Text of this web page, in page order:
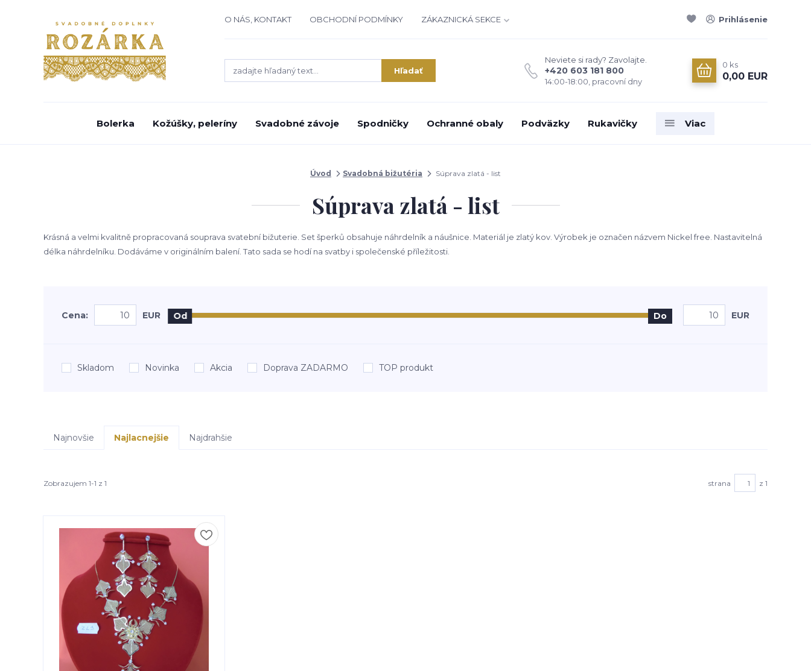
O NÁS, KONTAKT OBCHODNÍ PODMÍNKY ZÁKAZNICKÁ SEKCE Prihlásenie
Hľadať
Neviete si rady? Zavolajte.
+420 603 181 800
14:00-18:00, pracovní dny
0 ks
0,00 EUR
Bolerka Kožúšky, peleríny Svadobné závoje Spodničky Ochranné obaly Podväzky Rukavičky Viac
Úvod Svadobná bižutéria Súprava zlatá - list
Súprava zlatá - list
Krásná a velmi kvalitně propracovaná souprava svatební bižuterie. Set šperků obsahuje náhrdelník a náušnice. Materiál je zlatý kov. Výrobek je označen názvem Nickel free. Nastavitelná
délka náhrdelníku. Dodáváme v originálním balení. Tato sada se hodí na svatby i společenské příležitosti.
Cena: EUR Od Do EUR
Skladom Novinka Akcia Doprava ZADARMO TOP produkt
Najnovšie Najlacnejšie Najdrahšie
Zobrazujem 1-1 z 1 strana z 1